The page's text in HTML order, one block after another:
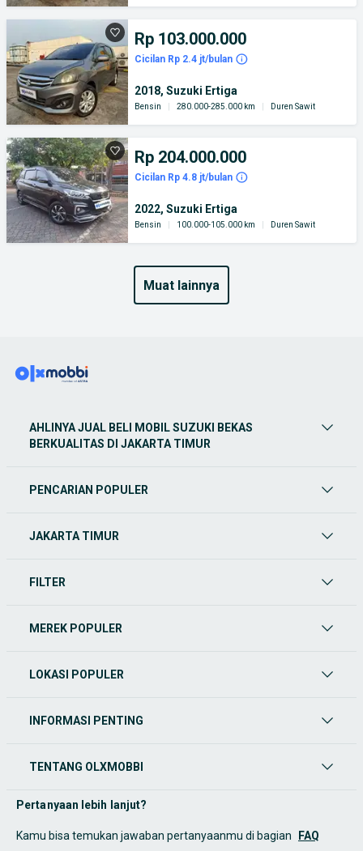
Rp 103.000.000
Cicilan Rp 2.4 jt/bulan
2018, Suzuki Ertiga
Bensin 280.000-285.000 km Duren Sawit
Rp 204.000.000
Cicilan Rp 4.8 jt/bulan
2022, Suzuki Ertiga
Bensin 100.000-105.000 km Duren Sawit
muat lainnya
AHLINYA JUAL BELI MOBIL SUZUKI BEKAS
BERKUALITAS DI JAKARTA TIMUR
PENCARIAN POPULER
JAKARTA TIMUR
FILTER
MEREK POPULER
LOKASI POPULER
INFORMASI PENTING
TENTANG OLXMOBBI
Pertanyaan lebih lanjut?
Kamu bisa temukan jawaban pertanyaanmu di bagian FAQ